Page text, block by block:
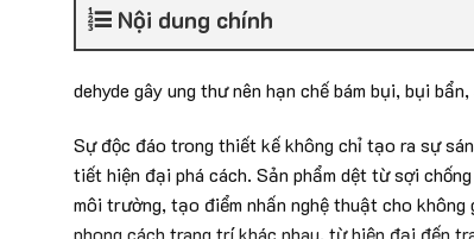
Nội dung chính
dehyde gây ung thư nên hạn chế bám bụi, bụi
Sự độc đáo trong thiết kế không chỉ tạo ra sự
tiết hiện đại phá cách. Sản phẩm dệt từ sợi
môi trường, tạo điểm nhấn nghệ thuật cho
phong cách trang trí khác nhau, từ hiện đại đến